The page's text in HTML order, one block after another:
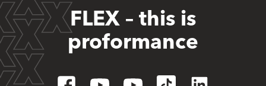
FLEX – this is
proformance